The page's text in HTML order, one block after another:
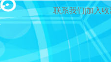
联系我们|加入收